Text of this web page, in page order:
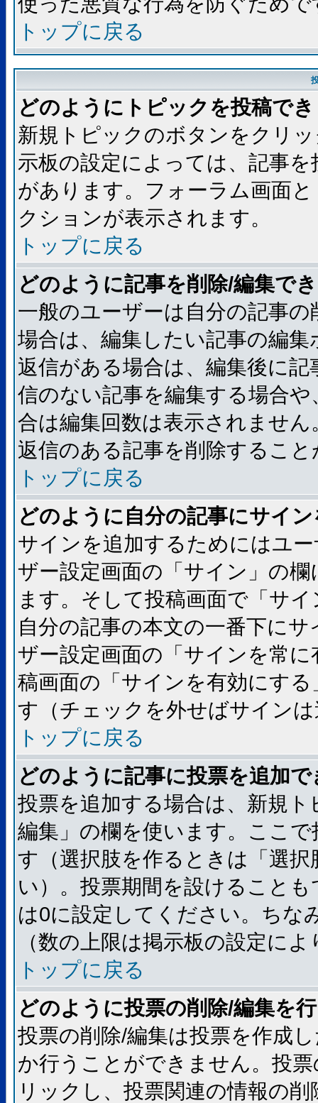
トップに戻る
どのようにトピックを投稿で
新規トピックのボタンをクリ
示板の設定によっては、記事
があります。フォーラム画面
クションが表示されます。
トップに戻る
どのように記事を削除/編集で
一般のユーザーは自分の記事
場合は、編集したい記事の編
返信がある場合は、編集後に
信のない記事を編集する場合
合は編集回数は表示されませ
返信のある記事を削除するこ
トップに戻る
どのように自分の記事にサイ
サインを追加するためにはユ
ザー設定画面の「サイン」の
ます。そして投稿画面で「サ
自分の記事の本文の一番下に
ザー設定画面の「サインを常
稿画面の「サインを有効にす
す（チェックを外せばサイン
トップに戻る
どのように記事に投票を追加
投票を追加する場合は、新規
編集」の欄を使います。ここ
す（選択肢を作るときは「選
い）。投票期間を設けること
は0に設定してください。ちな
（数の上限は掲示板の設定に
トップに戻る
どのように投票の削除/編集を
投票の削除/編集は投票を作成
か行うことができません。投
リックし、投票関連の情報の